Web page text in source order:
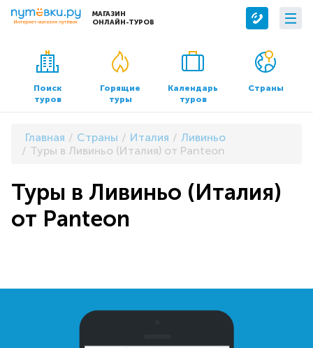
МАГАЗИН
ОНЛАЙН-ТУРОВ
Сервисы
Бронирование отелей
Трансфер
О компании
О нас
Контакты
Документы и реквизиты
Поиск
туров
Горящие
туры
Календарь
туров
Страны
Главная Страны Италия
Ливиньо
Туры в Ливиньо (Италия) от Panteon
Туры в Ливиньо (Италия)
от Panteon